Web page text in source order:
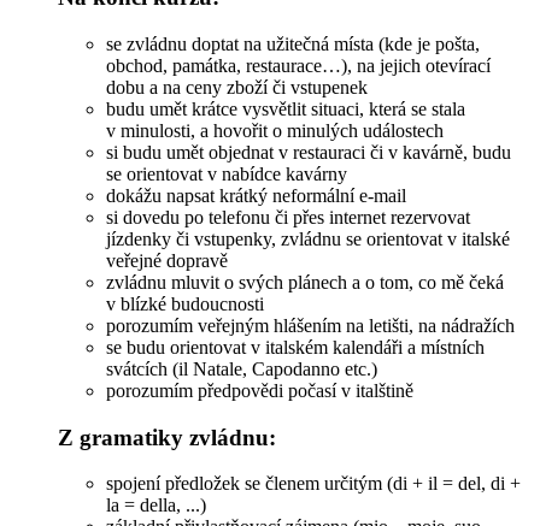
se zvládnu doptat na užitečná místa (kde je pošta,
obchod, památka, restaurace…), na jejich otevírací
dobu a na ceny zboží či vstupenek
budu umět krátce vysvětlit situaci, která se stala
v minulosti, a hovořit o minulých událostech
si budu umět objednat v restauraci či v kavárně, budu
se orientovat v nabídce kavárny
dokážu napsat krátký neformální e-mail
si dovedu po telefonu či přes internet rezervovat
jízdenky či vstupenky, zvládnu se orientovat v italské
veřejné dopravě
zvládnu mluvit o svých plánech a o tom, co mě čeká
v blízké budoucnosti
porozumím veřejným hlášením na letišti, na nádražích
se budu orientovat v italském kalendáři a místních
svátcích (il Natale, Capodanno etc.)
porozumím předpovědi počasí v italštině
Z gramatiky zvládnu:
spojení předložek se členem určitým (di + il = del, di +
la = della, ...)